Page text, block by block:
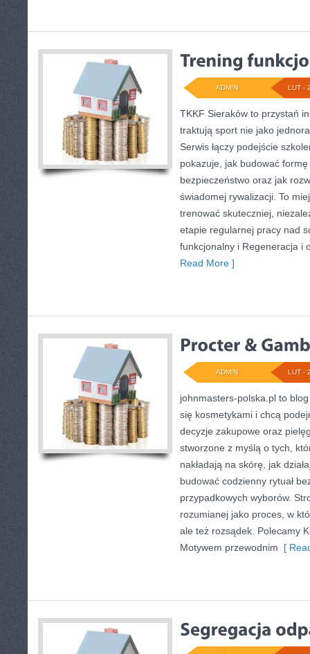
LUT -
ADMIN
TKKF Sieraków to przystań
traktują sport nie jako
Serwis łączy podejście
pokazuje, jak budować
bezpieczeństwo oraz jak
świadomej rywalizacji. To
trenować skuteczniej,
etapie regularnej pracy nad
funkcjonalny i Regeneracja i
Read More ]
LUT -
ADMIN
johnmasters-polska.pl to
się kosmetykami i chcą
decyzje zakupowe oraz
stworzone z myślą o tych,
nakładają na skórę, jak
budować codzienny rytuał
przypadkowych wyborów.
rozumianej jako proces, w
ale też rozsądek. Polecamy
Motywem przewodnim [